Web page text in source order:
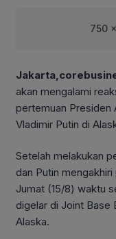
750
akan mengalami
pertemuan Presiden
Vladimir Putin di
Setelah melakukan
dan Putin
Jumat (15/8) waktu
digelar di Joint Base
Alaska.